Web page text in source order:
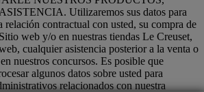
Utilizaremos sus datos para
relación contractual con usted, su compra de
web y/o en nuestras tiendas Le Creuset,
cualquier asistencia posterior a la venta o
nuestros concursos. Es posible que
algunos datos sobre usted para
relacionados con nuestra